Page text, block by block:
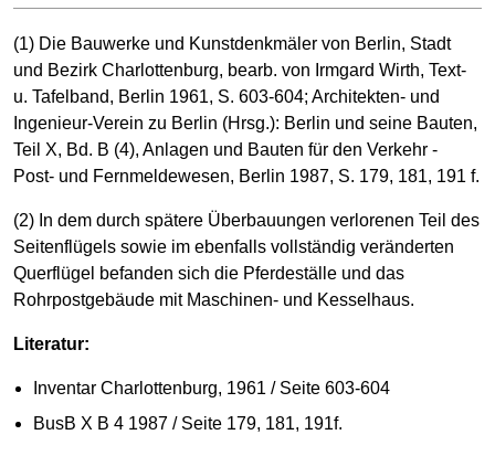
(1) Die Bauwerke und Kunstdenkmäler von Berlin, Stadt
und Bezirk Charlottenburg, bearb. von Irmgard Wirth, Text-
u. Tafelband, Berlin 1961, S. 603-604; Architekten- und
Ingenieur-Verein zu Berlin (Hrsg.): Berlin und seine Bauten,
Teil X, Bd. B (4), Anlagen und Bauten für den Verkehr -
Post- und Fernmeldewesen, Berlin 1987, S. 179, 181, 191 f.
(2) In dem durch spätere Überbauungen verlorenen Teil des
Seitenflügels sowie im ebenfalls vollständig veränderten
Querflügel befanden sich die Pferdeställe und das
Rohrpostgebäude mit Maschinen- und Kesselhaus.
Literatur:
Inventar Charlottenburg, 1961 / Seite 603-604
BusB X B 4 1987 / Seite 179, 181, 191f.